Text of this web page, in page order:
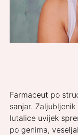
Farmaceut po
sanjar.
lutalice uvijek
po genima,